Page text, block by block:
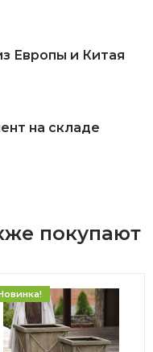
Европы и Китая
на складе
покупают